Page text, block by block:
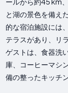
と湖の景色を備え
的な宿泊施設には
テラスがあり、リ
ゲストは、食器洗
庫、コーヒーマシ
備の整ったキッチ